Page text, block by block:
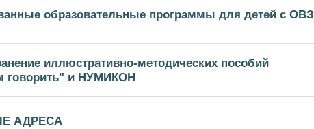
образовательные программы для детей с ОВЗ
иллюстративно-методических пособий
говорить" и НУМИКОН
АДРЕСА